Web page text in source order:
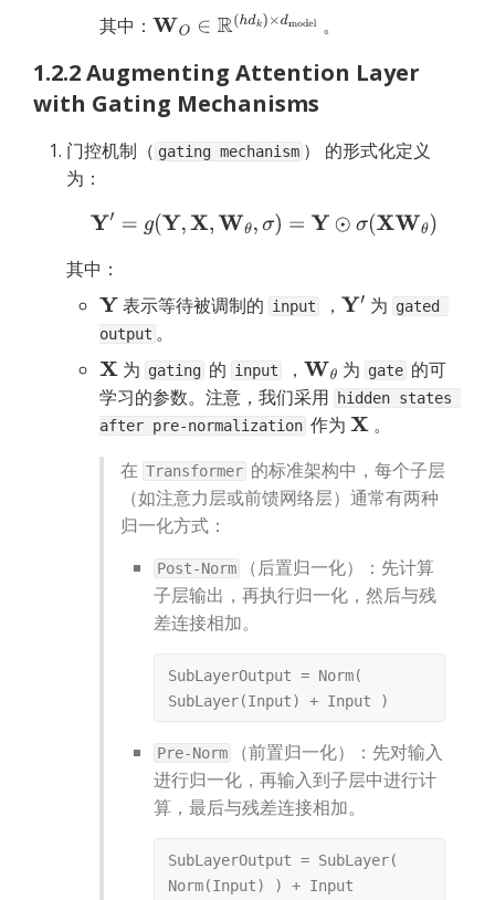
其中： WO∈ R( hdk)×dmodel 。
1.2.2 Augmenting Attention Layer
with Gating Mechanisms
门控机制（ gating mechanism ） 的形式化定义
为：
Y′=g(Y, X,Wθ,σ)= Y⊙ σ(XW θ)
其中：
Y 表示等待被调制的 input ， Y′ 为 gated
output 。
X 为 gating 的 input ， Wθ 为 gate 的可
学习的参数。注意，我们采用
hidden states
after pre-normalization 作为 X 。
在 Transformer 的标准架构中，每个子层
（如注意力层或前馈网络层）通常有两种
归一化方式：
Post-Norm
（后置归一化）：先计算
子层输出，再执行归一化，然后与残
差连接相加。
SubLayerOutput = Norm(
SubLayer(Input) + Input )
Pre-Norm
（前置归一化）：先对输入
进行归一化，再输入到子层中进行计
算，最后与残差连接相加。
SubLayerOutput = SubLayer(
Norm(Input) ) + Input